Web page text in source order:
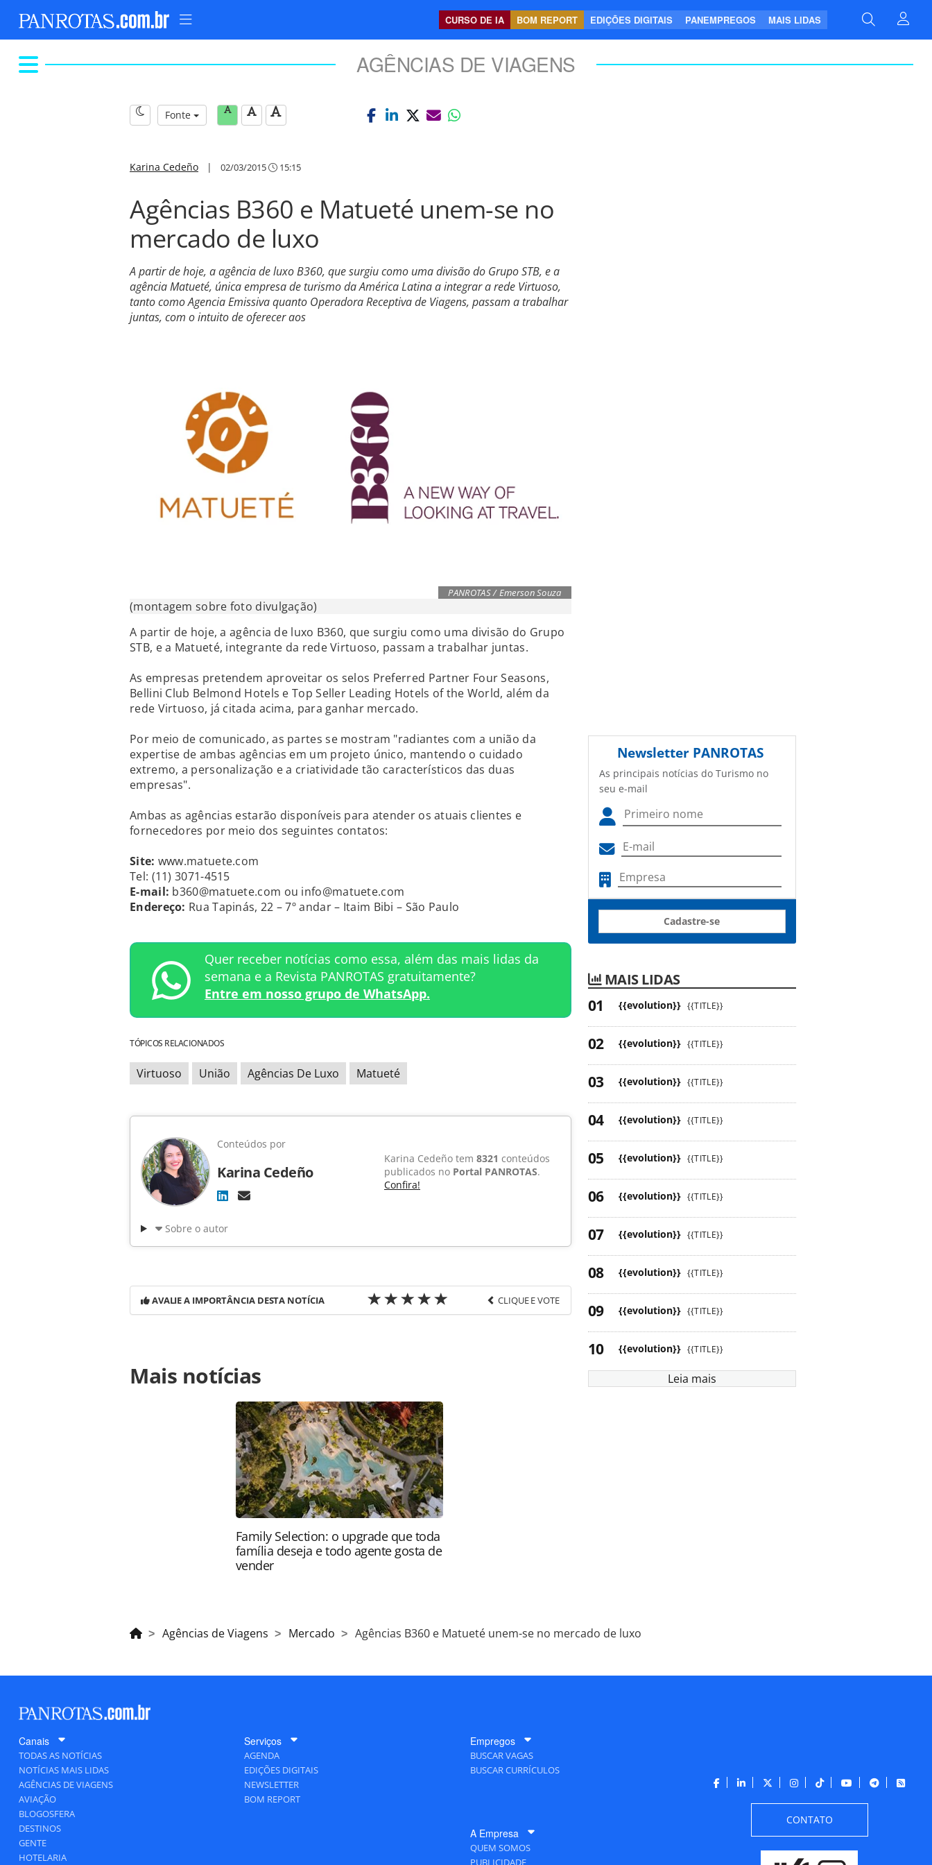
CURSO DE IA BOM REPORT EDIÇÕES DIGITAIS PANEMPREGOS MAIS LIDAS
AGÊNCIAS DE VIAGENS
Fonte
Karina Cedeño | 02/03/2015 15:15
Agências B360 e Matueté unem-se no
mercado de luxo
A partir de hoje, a agência de luxo B360, que surgiu como uma divisão do Grupo STB, e a
agência Matueté, única empresa de turismo da América Latina a integrar a rede Virtuoso,
tanto como Agencia Emissiva quanto Operadora Receptiva de Viagens, passam a trabalhar
juntas, com o intuito de oferecer aos
PANROTAS / Emerson Souza
(montagem sobre foto divulgação)
A partir de hoje, a agência de luxo B360, que surgiu como uma divisão do Grupo
STB, e a Matueté, integrante da rede Virtuoso, passam a trabalhar juntas.
As empresas pretendem aproveitar os selos Preferred Partner Four Seasons,
Bellini Club Belmond Hotels e Top Seller Leading Hotels of the World, além da
rede Virtuoso, já citada acima, para ganhar mercado.
Por meio de comunicado, as partes se mostram "radiantes com a união da
expertise de ambas agências em um projeto único, mantendo o cuidado
extremo, a personalização e a criatividade tão característicos das duas
empresas".
Ambas as agências estarão disponíveis para atender os atuais clientes e
fornecedores por meio dos seguintes contatos:
Site: www.matuete.com
Tel: (11) 3071-4515
E-mail: b360@matuete.com ou info@matuete.com
Endereço: Rua Tapinás, 22 – 7º andar – Itaim Bibi – São Paulo
Quer receber notícias como essa, além das mais lidas da
semana e a Revista PANROTAS gratuitamente?
Entre em nosso grupo de WhatsApp.
TÓPICOS RELACIONADOS
Virtuoso União Agências De Luxo Matueté
Conteúdos por
Karina Cedeño
Karina Cedeño tem 8321 conteúdos
publicados no Portal PANROTAS.
Confira!
Sobre o autor
AVALIE A IMPORTÂNCIA DESTA NOTÍCIA CLIQUE E VOTE
https://www.panrotas.com.br/noticia-turismo/agenciasdeviagens/2015/03/agencias-
b360-e-matuete-unem-se-no-mercado-de-luxo_111166.html ou as ferramentas
oferecidas na página. Todo o conteúdo produzido pela PANROTAS Editora é protegido
pela legislação brasileira sobre direito autoral. Não reproduza o conteúdo sem
autorização da PANROTAS Editora (copyright@panrotas.com.br).
Mais notícias
Family Selection: o upgrade que toda
família deseja e todo agente gosta de
vender
Newsletter PANROTAS
As principais notícias do Turismo no
seu e-mail
Cadastre-se
MAIS LIDAS
{{evolution}} {{TITLE}}
{{evolution}} {{TITLE}}
{{evolution}} {{TITLE}}
{{evolution}} {{TITLE}}
{{evolution}} {{TITLE}}
{{evolution}} {{TITLE}}
{{evolution}} {{TITLE}}
{{evolution}} {{TITLE}}
{{evolution}} {{TITLE}}
{{evolution}} {{TITLE}}
Leia mais
Agências de Viagens Mercado Agências B360 e Matueté unem-se no mercado de luxo
Canais
TODAS AS NOTÍCIAS
NOTÍCIAS MAIS LIDAS
AGÊNCIAS DE VIAGENS
AVIAÇÃO
BLOGOSFERA
DESTINOS
GENTE
HOTELARIA
Serviços
AGENDA
EDIÇÕES DIGITAIS
NEWSLETTER
BOM REPORT
Empregos
BUSCAR VAGAS
BUSCAR CURRÍCULOS
A Empresa
QUEM SOMOS
PUBLICIDADE
CONTATO